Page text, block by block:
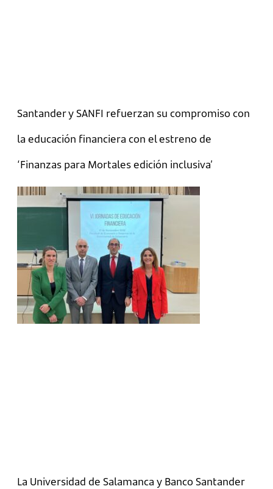
Santander y SANFI refuerzan su compromiso con
la educación financiera con el estreno de
‘Finanzas para Mortales edición inclusiva’
La Universidad de Salamanca y Banco Santander